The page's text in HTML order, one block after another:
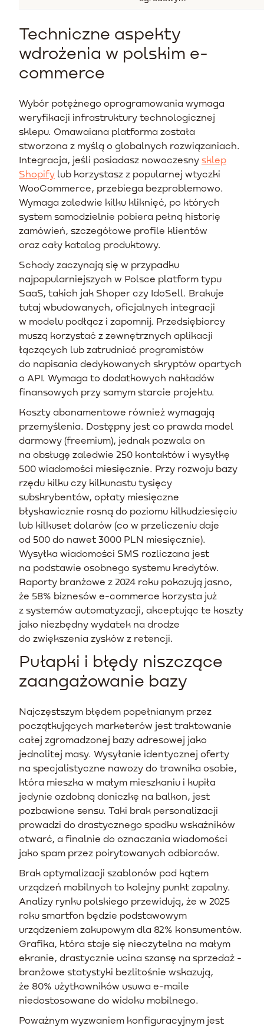
Techniczne aspekty
wdrożenia w polskim e-
commerce
Wybór potężnego oprogramowania wymaga
weryfikacji infrastruktury technologicznej
sklepu. Omawaiana platforma została
stworzona z myślą o globalnych rozwiązaniach.
Integracja, jeśli posiadasz nowoczesny sklep
Shopify lub korzystasz z popularnej wtyczki
WooCommerce, przebiega bezproblemowo.
Wymaga zaledwie kilku kliknięć, po których
system samodzielnie pobiera pełną historię
zamówień, szczegółowe profile klientów
oraz cały katalog produktowy.
Schody zaczynają się w przypadku
najpopularniejszych w Polsce platform typu
SaaS, takich jak Shoper czy IdoSell. Brakuje
tutaj wbudowanych, oficjalnych integracji
w modelu podłącz i zapomnij. Przedsiębiorcy
muszą korzystać z zewnętrznych aplikacji
łączących lub zatrudniać programistów
do napisania dedykowanych skryptów opartych
o API. Wymaga to dodatkowych nakładów
finansowych przy samym starcie projektu.
Koszty abonamentowe również wymagają
przemyślenia. Dostępny jest co prawda model
darmowy (freemium), jednak pozwala on
na obsługę zaledwie 250 kontaktów i wysyłkę
500 wiadomości miesięcznie. Przy rozwoju bazy
rzędu kilku czy kilkunastu tysięcy
subskrybentów, opłaty miesięczne
błyskawicznie rosną do poziomu kilkudziesięciu
lub kilkuset dolarów (co w przeliczeniu daje
od 500 do nawet 3000 PLN miesięcznie).
Wysyłka wiadomości SMS rozliczana jest
na podstawie osobnego systemu kredytów.
Raporty branżowe z 2024 roku pokazują jasno,
że 58% biznesów e-commerce korzysta już
z systemów automatyzacji, akceptując te koszty
jako niezbędny wydatek na drodze
do zwiększenia zysków z retencji.
Pułapki i błędy niszczące
zaangażowanie bazy
Najczęstszym błędem popełnianym przez
początkujących marketerów jest traktowanie
całej zgromadzonej bazy adresowej jako
jednolitej masy. Wysyłanie identycznej oferty
na specjalistyczne nawozy do trawnika osobie,
która mieszka w małym mieszkaniu i kupiła
jedynie ozdobną doniczkę na balkon, jest
pozbawione sensu. Taki brak personalizacji
prowadzi do drastycznego spadku wskaźników
otwarć, a finalnie do oznaczania wiadomości
jako spam przez poirytowanych odbiorców.
Brak optymalizacji szablonów pod kątem
urządzeń mobilnych to kolejny punkt zapalny.
Analizy rynku polskiego przewidują, że w 2025
roku smartfon będzie podstawowym
urządzeniem zakupowym dla 82% konsumentów.
Grafika, która staje się nieczytelna na małym
ekranie, drastycznie ucina szansę na sprzedaż -
branżowe statystyki bezlitośnie wskazują,
że 80% użytkowników usuwa e-maile
niedostosowane do widoku mobilnego.
Poważnym wyzwaniem konfiguracyjnym jest